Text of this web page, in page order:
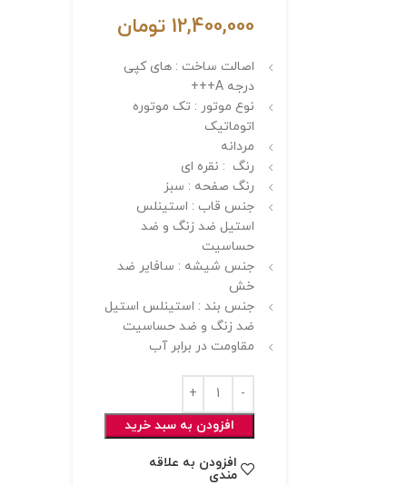
12,400,000 تومان
اصالت ساخت : های کپی
درجه A+++
نوع موتور : تک موتوره
اتوماتیک
مردانه
رنگ : نقره ای
رنگ صفحه : سبز
جنس قاب : استینلس
استیل ضد زنگ و ضد
حساسیت
جنس شیشه : سافایر ضد
خش
جنس بند : استینلس استیل
ضد زنگ و ضد حساسیت
مقاومت در برابر آب
افزودن به سبد خرید
افزودن به علاقه
مندی